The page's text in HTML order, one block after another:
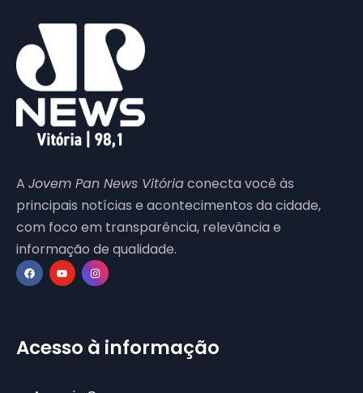
A Jovem Pan News Vitóriaconecta você às
principais notícias e acontecimentos da cidade,
com foco em transparência, relevância e
informação de qualidade.
Acesso à informação